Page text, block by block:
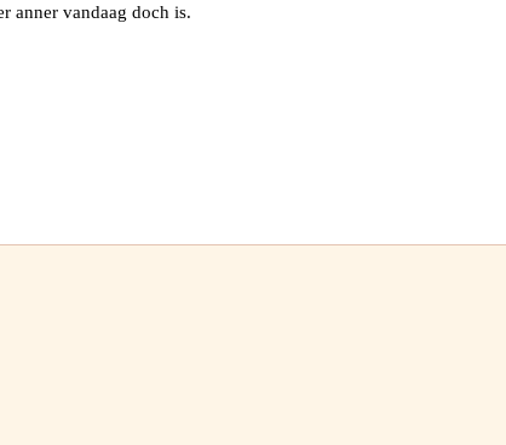
anner vandaag doch is.